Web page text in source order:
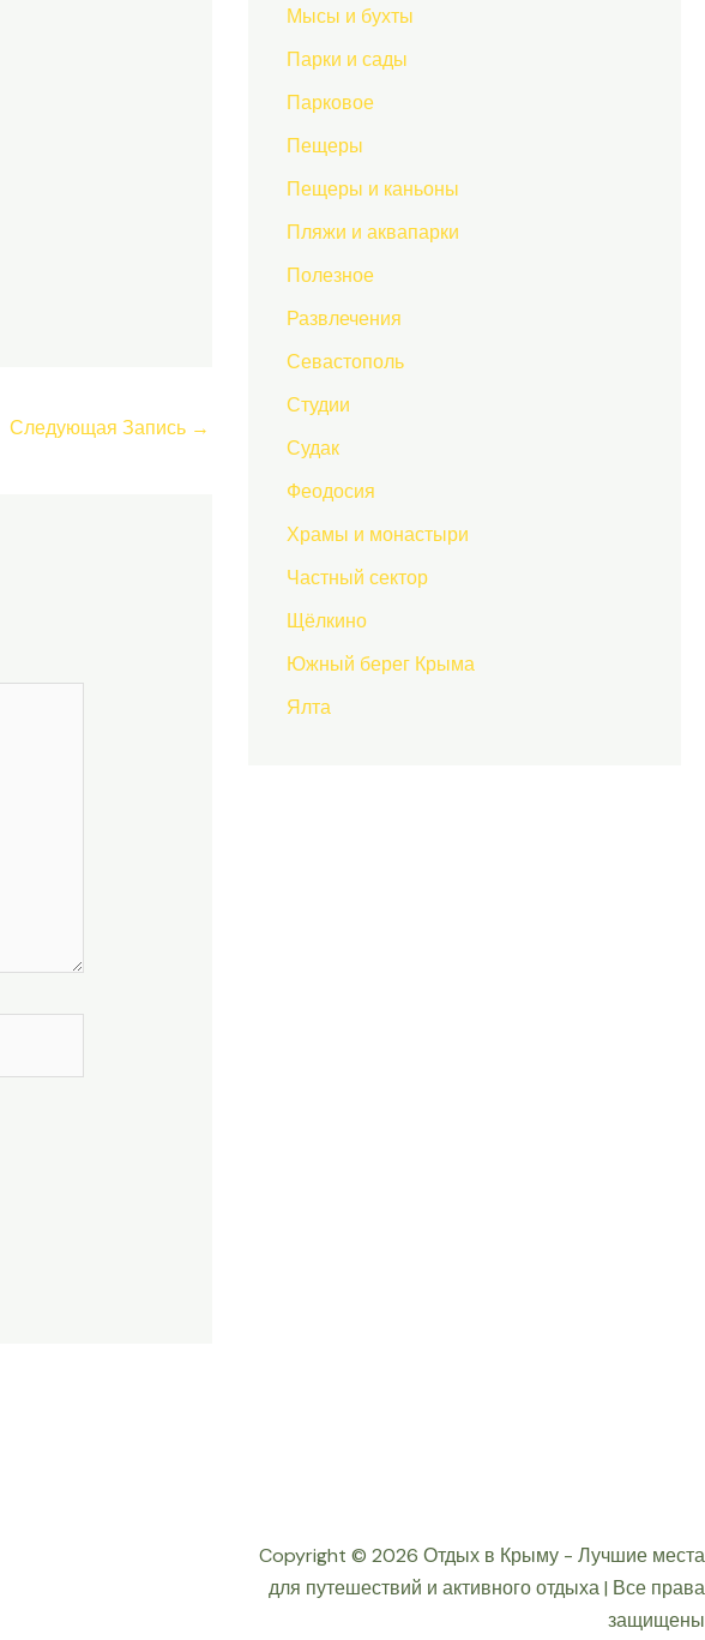
Следующая Запись →
Мысы и бухты
Парки и сады
Парковое
Пещеры
Пещеры и каньоны
Пляжи и аквапарки
Полезное
Развлечения
Севастополь
Студии
Судак
Феодосия
Храмы и монастыри
Частный сектор
Щёлкино
Южный берег Крыма
Ялта
Copyright © 2026 Отдых в Крыму - Лучшие места
для путешествий и активного отдыха | Все права
защищены